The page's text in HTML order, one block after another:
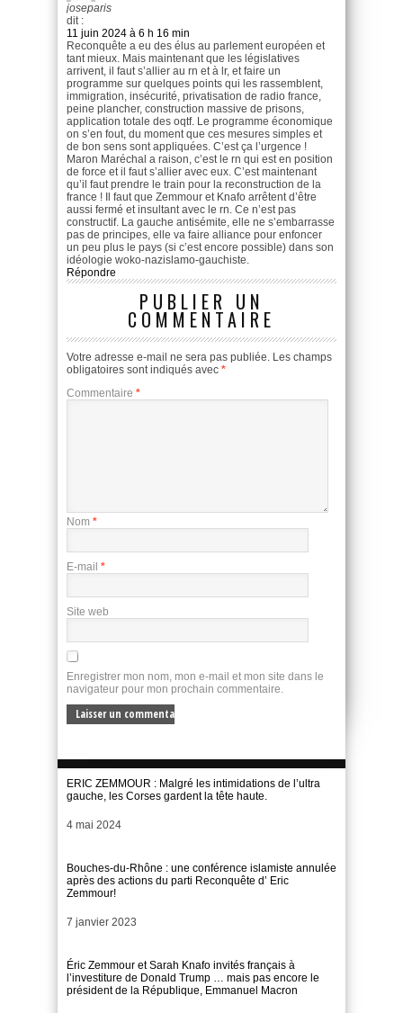
joseparis
dit :
11 juin 2024 à 6 h 16 min
Reconquête a eu des élus au parlement européen et
tant mieux. Mais maintenant que les législatives
arrivent, il faut s’allier au rn et à lr, et faire un
programme sur quelques points qui les rassemblent,
immigration, insécurité, privatisation de radio france,
peine plancher, construction massive de prisons,
application totale des oqtf. Le programme économique
on s’en fout, du moment que ces mesures simples et
de bon sens sont appliquées. C’est ça l’urgence !
Maron Maréchal a raison, c’est le rn qui est en position
de force et il faut s’allier avec eux. C’est maintenant
qu’il faut prendre le train pour la reconstruction de la
france ! Il faut que Zemmour et Knafo arrêtent d’être
aussi fermé et insultant avec le rn. Ce n’est pas
constructif. La gauche antisémite, elle ne s’embarrasse
pas de principes, elle va faire alliance pour enfoncer
un peu plus le pays (si c’est encore possible) dans son
idéologie woko-nazislamo-gauchiste.
Répondre
PUBLIER UN
COMMENTAIRE
Votre adresse e-mail ne sera pas publiée. Les champs
obligatoires sont indiqués avec *
Commentaire *
Nom *
E-mail *
Site web
Enregistrer mon nom, mon e-mail et mon site dans le
navigateur pour mon prochain commentaire.
ERIC ZEMMOUR : Malgré les intimidations de l’ultra
gauche, les Corses gardent la tête haute.
Date
4 mai 2024
Bouches-du-Rhône : une conférence islamiste annulée
après des actions du parti Reconquête d’ Eric
Zemmour!
Date
7 janvier 2023
Éric Zemmour et Sarah Knafo invités français à
l’investiture de Donald Trump … mais pas encore le
président de la République, Emmanuel Macron